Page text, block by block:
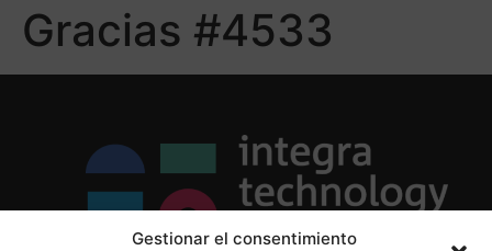
Gestionar el consentimiento
Gracias #4533